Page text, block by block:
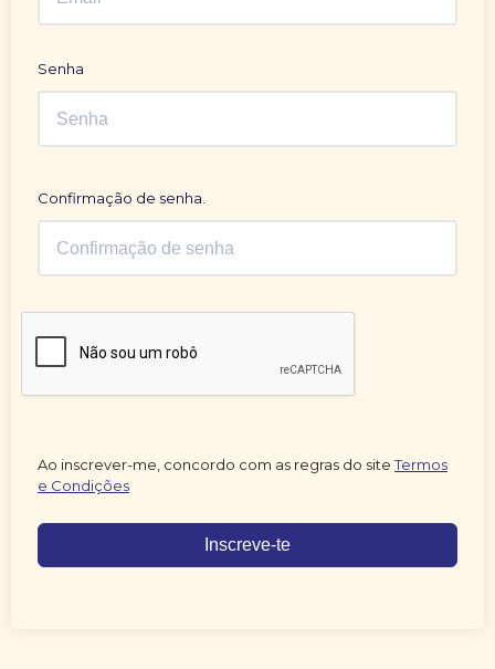
Senha
Confirmação de senha.
Ao inscrever-me, concordo com as regras do siteTermos
e Condições
Inscreve-te